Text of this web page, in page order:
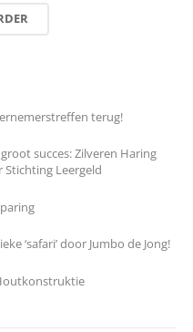
terug!
succes: Zilveren Haring
Leergeld
‘safari’ door Jumbo de Jong!